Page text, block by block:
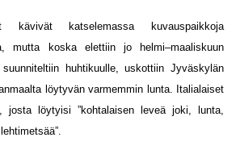
kävivät katselemassa kuvauspaikkoja
mutta koska elettiin jo helmi–maaliskuun
huhtikuulle, uskottiin Jyväskylän
löytyvän varmemmin lunta. Italialaiset
josta löytyisi ”kohtalaisen leveä joki, lunta,